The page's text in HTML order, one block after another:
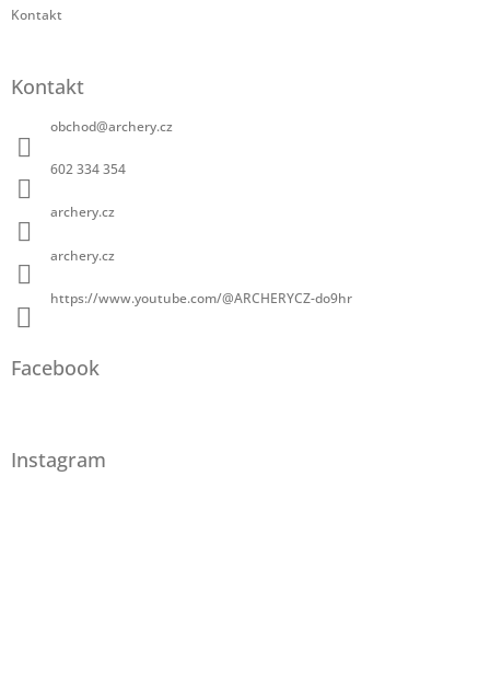
Kontakt
Kontakt
obchod@archery.cz
602 334 354
archery.cz
archery.cz
https://www.youtube.com/@ARCHERYCZ-do9hr
Facebook
Instagram